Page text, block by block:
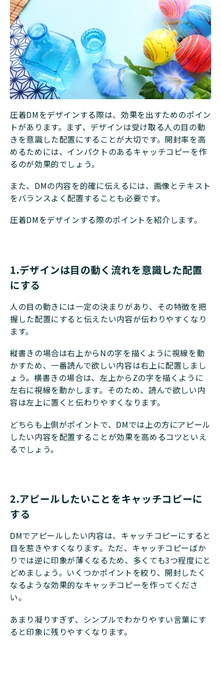
圧着DMをデザインする際は、効果を出すためのポイン
トがあります。まず、デザインは受け取る人の目の動
きを意識した配置にすることが大切です。開封率を高
めるためには、インパクトのあるキャッチコピーを作
るのが効果的でしょう。
また、DMの内容を的確に伝えるには、画像とテキスト
をバランスよく配置することも必要です。
圧着DMをデザインする際のポイントを紹介します。
1.デザインは目の動く流れを意識した配置
にする
人の目の動きには一定の決まりがあり、その特徴を把
握した配置にすると伝えたい内容が伝わりやすくなり
ます。
縦書きの場合は右上からNの字を描くように視線を動
かすため、一番読んで欲しい内容は右上に配置しまし
ょう。横書きの場合は、左上からZの字を描くように
左右に視線を動かします。そのため、読んで欲しい内
容は左上に置くと伝わりやすくなります。
どちらも上側がポイントで、DMでは上の方にアピール
したい内容を配置することが効果を高めるコツといえ
るでしょう。
2.アピールしたいことをキャッチコピーに
する
DMでアピールしたい内容は、キャッチコピーにすると
目を惹きやすくなります。ただ、キャッチコピーばか
りでは逆に印象が薄くなるため、多くても3つ程度にと
どめましょう。いくつかポイントを絞り、開封したく
なるような効果的なキャッチコピーを作ってくださ
い。
あまり凝りすぎず、シンプルでわかりやすい言葉にす
ると印象に残りやすくなります。